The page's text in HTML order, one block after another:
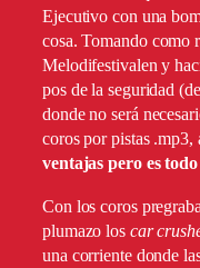
Ejecutivo con una
cosa. Tomando como
Melodifestivalen y
pos de la seguridad
donde no será
coros por pistas .mp3,
ventajas pero es
Con los coros
plumazo los car
una corriente donde